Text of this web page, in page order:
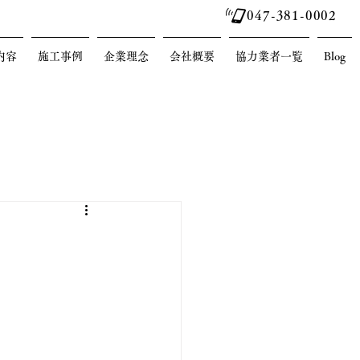
047-381-0002
容 施工事例 企業理念 会社概要 協力業者一覧 Blog